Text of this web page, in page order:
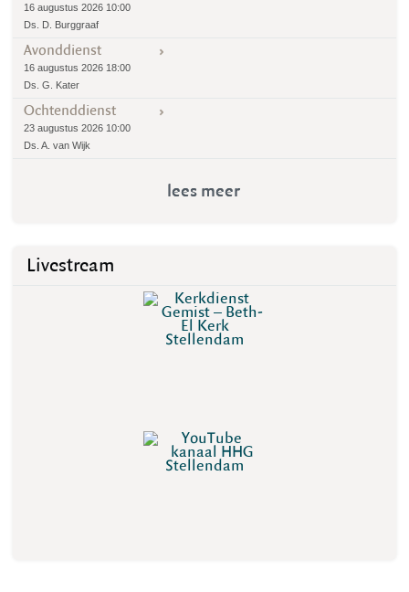
16 augustus 2026 10:00
Ds. D. Burggraaf
Avonddienst
16 augustus 2026 18:00
Ds. G. Kater
Ochtenddienst
23 augustus 2026 10:00
Ds. A. van Wijk
lees meer
Livestream